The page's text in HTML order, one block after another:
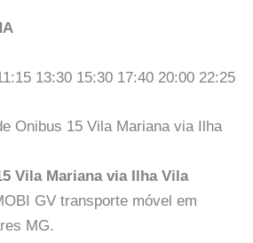
13:30 15:30 17:40 20:00 22:25
Onibus 15 Vila Mariana via Ilha
Vila Mariana via Ilha Vila
GV transporte móvel em
MG.